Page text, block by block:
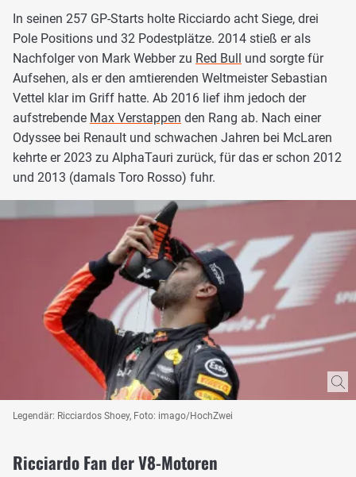
In seinen 257 GP-Starts holte Ricciardo acht Siege, drei
Pole Positions und 32 Podestplätze. 2014 stieß er als
Nachfolger von Mark Webber zu Red Bull und sorgte für
Aufsehen, als er den amtierenden Weltmeister Sebastian
Vettel klar im Griff hatte. Ab 2016 lief ihm jedoch der
aufstrebende Max Verstappen den Rang ab. Nach einer
Odyssee bei Renault und schwachen Jahren bei McLaren
kehrte er 2023 zu AlphaTauri zurück, für das er schon 2012
und 2013 (damals Toro Rosso) fuhr.
Legendär: Ricciardos Shoey, Foto: imago/HochZwei
Ricciardo Fan der V8-Motoren